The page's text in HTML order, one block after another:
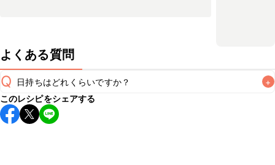
よくある質問
Q 日持ちはどれくらいですか？ +
保存期間は冷蔵で当日中が目安です。なるべくお早めにお召
し上がりください。
このレシピをシェアする